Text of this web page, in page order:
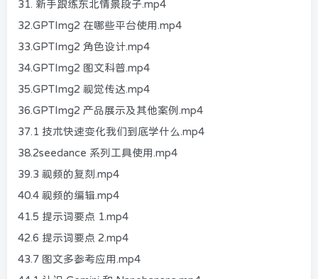
31. 新手跟练东北情景段子.mp4
32.GPTImg2 在哪些平台使用.mp4
33.GPTImg2 角色设计.mp4
34.GPTImg2 图文科普.mp4
35.GPTImg2 视觉传达.mp4
36.GPTImg2 产品展示及其他案例.mp4
37.1 技术快速变化我们到底学什么.mp4
38.2seedance 系列工具使用.mp4
39.3 视频的复刻.mp4
40.4 视频的编辑.mp4
41.5 提示词要点 1.mp4
42.6 提示词要点 2.mp4
43.7 图文多参考应用.mp4